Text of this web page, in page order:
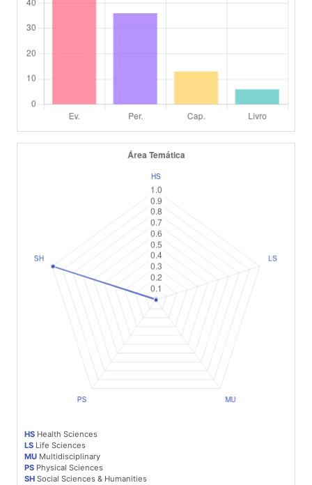
HS Health Sciences
LS Life Sciences
MU Multidisciplinary
PS Physical Sciences
SH Social Sciences & Humanities